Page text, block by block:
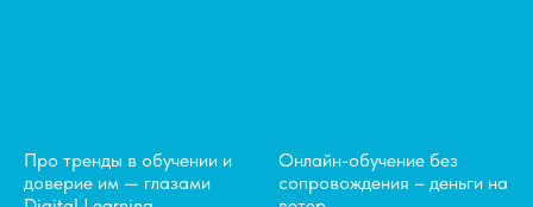
Про тренды в обучении и
доверие им — глазами
Онлайн-обучение без
сопровождения – деньги на